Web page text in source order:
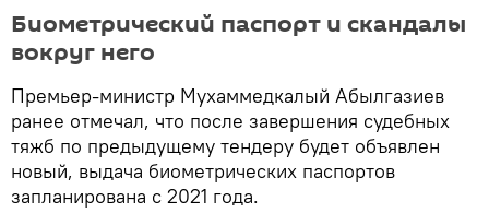
Биометрический паспорт и скандалы
вокруг него
Премьер-министр Мухаммедкалый Абылгазиев
ранее отмечал, что после завершения судебных
тяжб по предыдущему тендеру будет объявлен
новый, выдача биометрических паспортов
запланирована с 2021 года.